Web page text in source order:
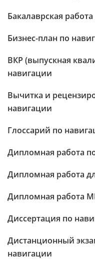
Бакалаврская
Бизнес-план по
ВКР (выпускная
навигации
Вычитка и
навигации
Глоссарий по
Дипломная работа
Дипломная работа
Дипломная работа
Диссертация по
Дистанционный
навигации